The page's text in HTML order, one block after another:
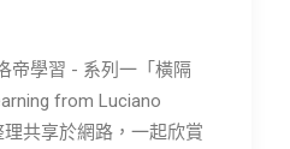
帝學習 - 系列一「橫隔
from Luciano
共享於網路，一起欣賞